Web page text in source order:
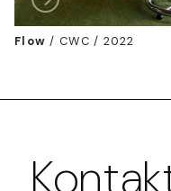
Flow / CWC / 2022